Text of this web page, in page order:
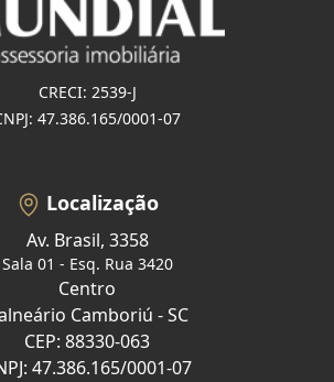
CRECI: 2539-J
47.386.165/0001-07
Localização
Av. Brasil, 3358
Sala 01 - Esq. Rua 3420
Centro
Camboriú - SC
CEP: 88330-063
47.386.165/0001-07